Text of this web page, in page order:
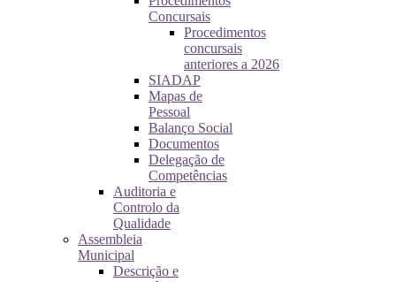
Concursais
Procedimentos
concursais
anteriores a 2026
SIADAP
Mapas de
Pessoal
Balanço Social
Documentos
Delegação de
Competências
Auditoria e
Controlo da
Qualidade
Assembleia
Municipal
Descrição e